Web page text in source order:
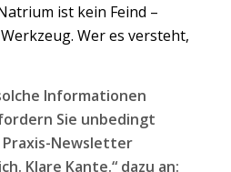
ist kein Feind –
Wer es versteht,
Informationen
Sie unbedingt
Newsletter
Klare Kante.“ dazu an: